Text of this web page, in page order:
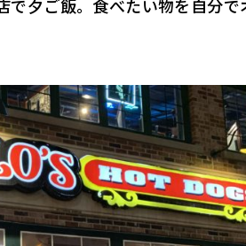
夕ご飯。食べたい物を自分